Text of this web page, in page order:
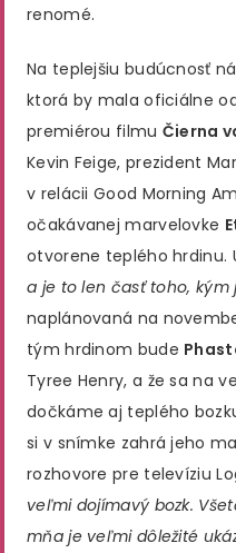
renomé.
Na teplejšiu budúcnosť
ktorá by mala oficiálne
premiérou filmu Čierna
Kevin Feige, prezident
v relácii Good Morning
očakávanej marvelovke
otvorene teplého hrdinu.
a je to len časť toho, kým
naplánovaná na
tým hrdinom bude
Tyree Henry, a že sa na
dočkáme aj teplého
si v snímke zahrá jeho
rozhovore pre televíziu
veľmi dojímavý bozk.
mňa je veľmi dôležité